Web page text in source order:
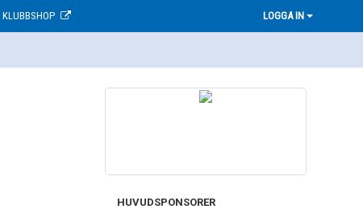
KLUBBSHOP LOGGA IN
HUVUDSPONSORER